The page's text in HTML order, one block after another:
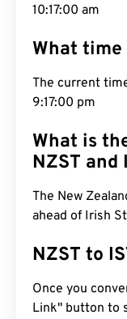
10:17:01 am
What time
The current
9:17:01 pm
What is
NZST and
The New
ahead of Irish
NZST to
Once you
Link" button to